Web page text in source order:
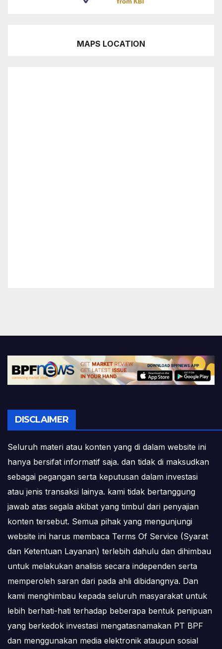
MAPS LOCATION
DISCLAIMER
Seluruh materi atau konten yang di dalam website ini
hanya bersifat informatif saja. dan tidak di maksudkan
sebagai pegangan serta keputusan dalam investasi
atau jenis transaksi lainya. kami tidak bertanggung
jawab atas segala akibat yang timbul dari penyajian
konten tersebut. Semua pihak yang mengunjungi
website ini harus membaca Terms Of Service (Syarat
dan Ketentuan Layanan) terlebih dahulu dan dihimbau
untuk melakukan analisis secara independen serta
memperoleh saran dari pada ahli dibidangnya. Dan
kami menghimbau kepada seluruh masyarakat untuk
lebih berhati-hati terhadap beberapa bentuk penipuan
yang berkedok investasi mengatasnamakan PT BPF
dan menggunakan media elektronik ataupun sosial